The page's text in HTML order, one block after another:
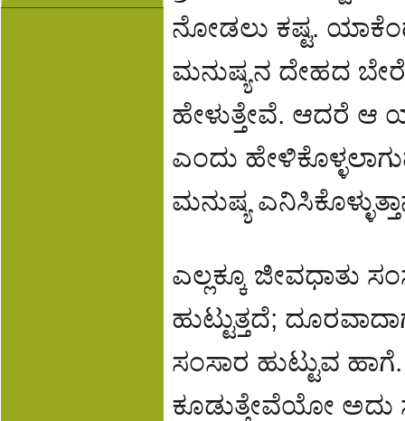
ನೋಡಲು ಕಷ್ಟ.
ಮನುಷ್ಯನ ದೇಹದ ಬೇರೆ
ಹೇಳುತ್ತೇವೆ. ಆದರೆ ಆ
ಎಂದು
ಮನುಷ್ಯ
ಎಲ್ಲಕ್ಕೂ ಜೀವಧಾತು
ಹುಟ್ಟುತ್ತದೆ;
ಸಂಸಾರ ಹುಟ್ಟುವ
ಕೂಡುತ್ತೇವೆಯೋ ಅದು